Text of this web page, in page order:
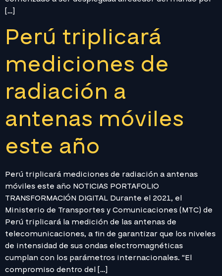
[…]
Perú triplicará
mediciones de
radiación a
antenas móviles
este año
Perú triplicará mediciones de radiación a antenas
móviles este año NOTICIAS PORTAFOLIO
TRANSFORMACIÓN DIGITAL Durante el 2021, el
Ministerio de Transportes y Comunicaciones (MTC) de
Perú triplicará la medición de las antenas de
telecomunicaciones, a fin de garantizar que los niveles
de intensidad de sus ondas electromagnéticas
cumplan con los parámetros internacionales. “El
compromiso dentro del […]